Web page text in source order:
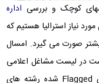
Skill Worker List
کوچک و بررسی اداره
نیاز استرالیا هستیم که
صورت می گیرد. امسال
در لیست مشاغل اعلامی
Flagged شده رشته های